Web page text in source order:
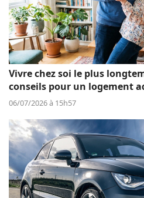
Vivre chez soi le plus
conseils pour un logement
06/07/2026 à 15h57